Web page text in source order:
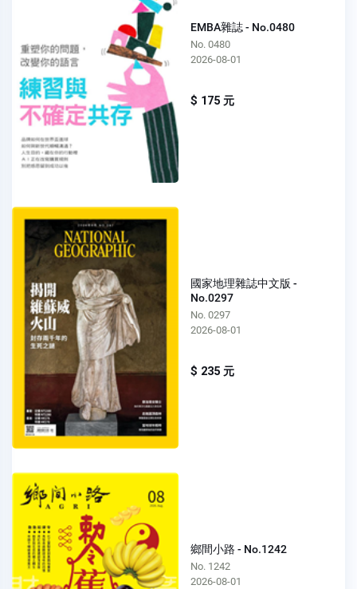
EMBA雜誌 - No.0480
No. 0480
2026-08-01
$ 175 元
國家地理雜誌中文版 -
No.0297
No. 0297
2026-08-01
$ 235 元
鄉間小路 - No.1242
No. 1242
2026-08-01